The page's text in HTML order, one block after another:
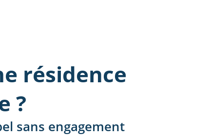
résidence
?
sans engagement